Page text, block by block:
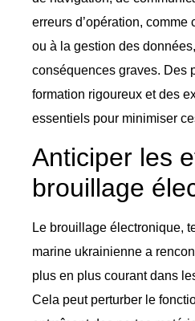
erreurs d’opération,
ou à la gestion des
conséquences graves. Des
formation rigoureux et des
essentiels pour minimiser
Anticiper les
brouillage
Le brouillage électronique,
marine ukrainienne a
plus en plus courant dans
Cela peut perturber le